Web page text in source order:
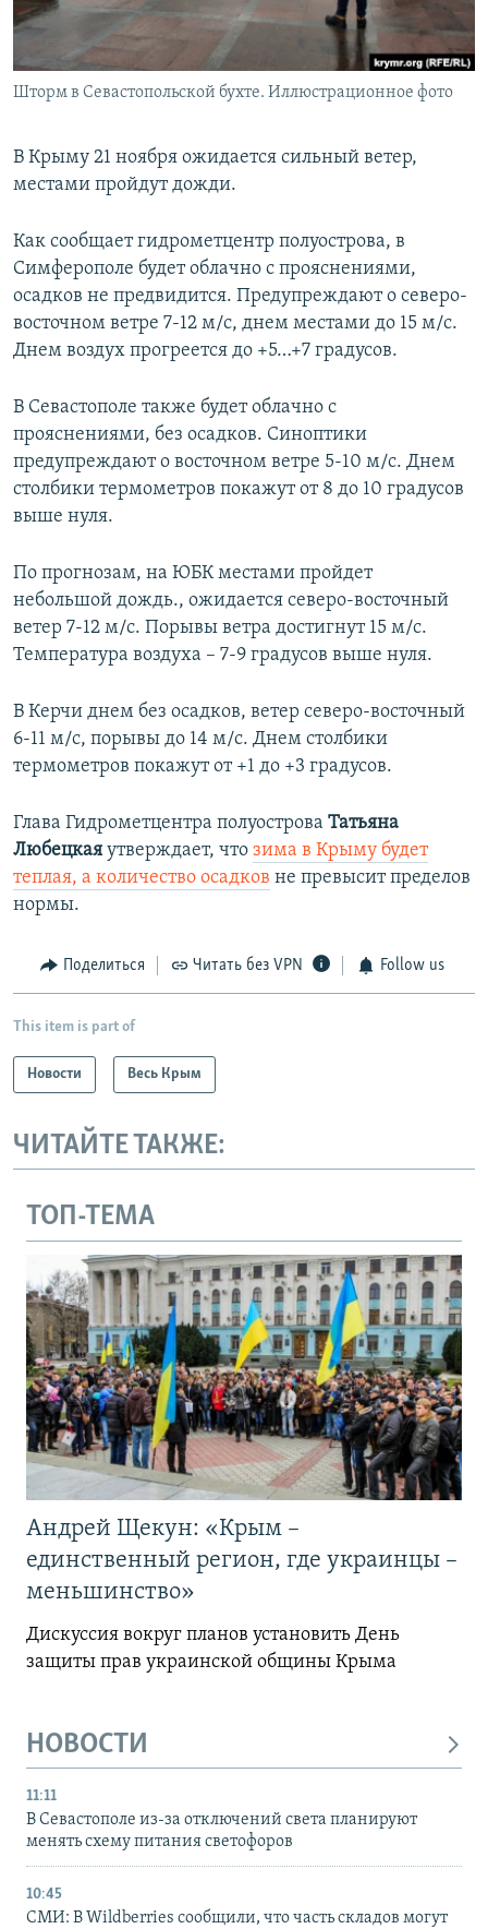
ПОБЕДИТЕЛЕЙ НЕ СУДЯТ?
КРЫМ.НЕПОКОРЕННЫЙ
ELIFBE
ПРИСОЕДИНЯЙТЕСЬ!
Все сайты RFE/RL
Шторм в Севастопольской бухте. Иллюстрационное фото
В Крыму 21 ноября ожидается сильный ветер,
местами пройдут дожди.
Как сообщает гидрометцентр полуострова, в
Симферополе будет облачно с прояснениями,
осадков не предвидится. Предупреждают о северо-
восточном ветре 7-12 м/с, днем местами до 15 м/с.
Днем воздух прогреется до +5…+7 градусов.
В Севастополе также будет облачно с
прояснениями, без осадков. Синоптики
предупреждают о восточном ветре 5-10 м/с. Днем
столбики термометров покажут от 8 до 10 градусов
выше нуля.
По прогнозам, на ЮБК местами пройдет
небольшой дождь., ожидается северо-восточный
ветер 7-12 м/с. Порывы ветра достигнут 15 м/с.
Температура воздуха – 7-9 градусов выше нуля.
В Керчи днем без осадков, ветер северо-восточный
6-11 м/с, порывы до 14 м/с. Днем столбики
термометров покажут от +1 до +3 градусов.
Глава Гидрометцентра полуострова Татьяна
Любецкая утверждает, что зима в Крыму будет
теплая, а количество осадков не превысит пределов
нормы.
Поделиться Читать без VPN Follow us
This item is part of
Новости Весь Крым
ЧИТАЙТЕ ТАКЖЕ:
ТОП-ТЕМА
Андрей Щекун: «Крым –
единственный регион, где украинцы –
меньшинство»
Дискуссия вокруг планов установить День
защиты прав украинской общины Крыма
НОВОСТИ
11:11
В Севастополе из-за отключений света планируют
менять схему питания светофоров
10:45
СМИ: В Wildberries сообщили, что часть складов могут